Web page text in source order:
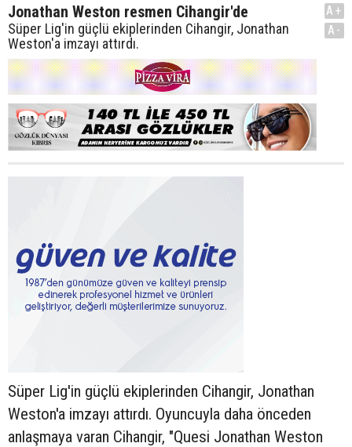
Jonathan Weston resmen Cihangir'de
Süper Lig'in güçlü ekiplerinden Cihangir, Jonathan
Weston'a imzayı attırdı.
A+
A-
Süper Lig'in güçlü ekiplerinden Cihangir, Jonathan
Weston'a imzayı attırdı. Oyuncuyla daha önceden
anlaşmaya varan Cihangir, "Quesi Jonathan Weston